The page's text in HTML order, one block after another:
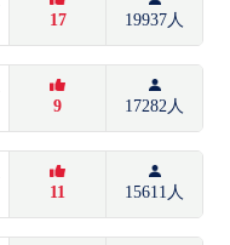
17 19937人
9 17282人
11 15611人